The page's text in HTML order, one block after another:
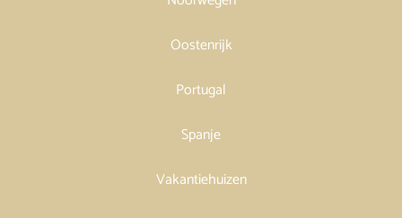
Oostenrijk
Portugal
Spanje
Vakantiehuizen